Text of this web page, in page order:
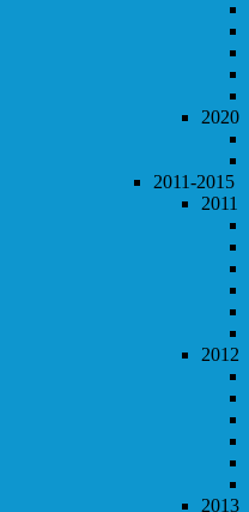
2020
2011-2015
2011
2012
2013